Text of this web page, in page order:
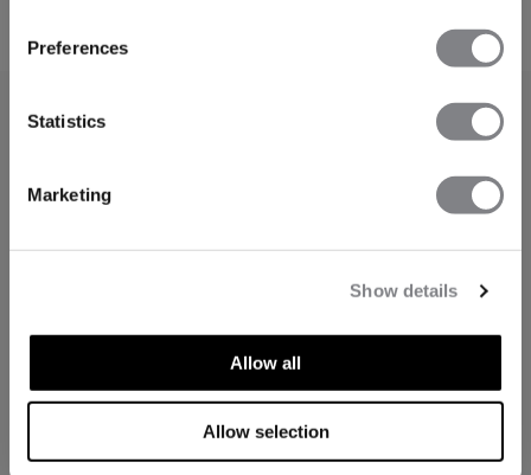
Preferences
Statistics
Marketing
Show details
Allow all
Allow selection